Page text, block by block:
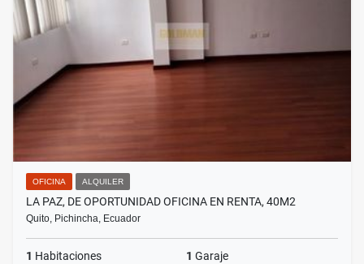
OFICINA ALQUILER
LA PAZ, DE OPORTUNIDAD OFICINA EN RENTA, 40M2
Quito, Pichincha, Ecuador
1 Habitaciones 1 Garaje